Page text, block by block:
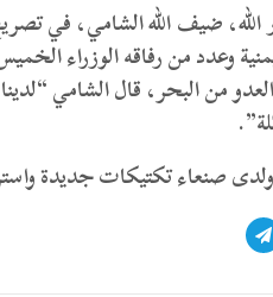
ضيف الله الشامي، في
وعدد من رفاقه الوزراء
من البحر، قال الشامي
ولدى صنعاء تكتيكات جديدة